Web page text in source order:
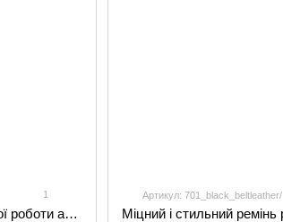
1
Міцний і стильний ремінь ручної роботи арт. 701 Standart блакитного кольору з натуральної шкіри
Артикул: 701_black_beltleather/